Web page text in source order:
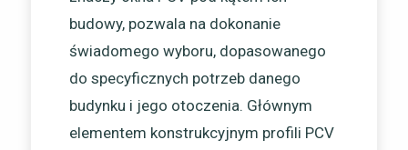
budowy, pozwala na dokonanie
świadomego wyboru, dopasowanego
do specyficznych potrzeb danego
budynku i jego otoczenia. Głównym
elementem konstrukcyjnym profili PCV